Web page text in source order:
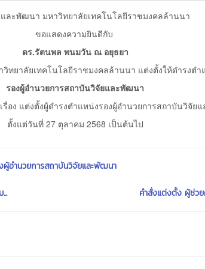
ละพัฒนา มหาวิทยาลัยเทคโนโลยีราชมงคลล้านนา
ขอแสดงความยินดีกับ
ดร.รัตนพล พนมวัน ณ อยุธยา
วิทยาลัยเทคโนโลยีราชมงคลล้านนา แต่งตั้งให้ดำรงตำ
รองผู้อำนวยการสถาบันวิจัยและพัฒนา
รื่อง แต่งตั้งผู้ดำรงตำแหน่งรองผู้อำนวยการสถาบันวิจัย
ตั้งแต่วันที่ 27 ตุลาคม 2568 เป็นต้นไป
อำนวยการสถาบันวิจัยและพัฒนา
คำสั่งแต่งตั้ง ผู้ช่วย